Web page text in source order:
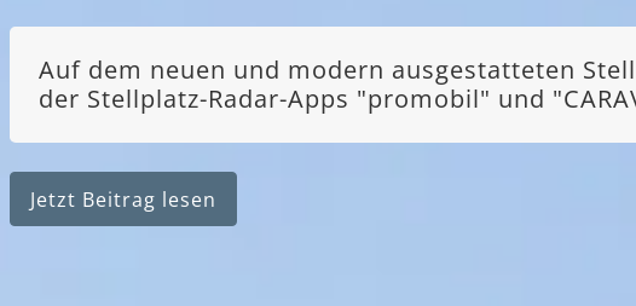
Auf dem neuen und modern ausgestatteten
der Stellplatz-Radar-Apps "promobil" und
Jetzt Beitrag lesen